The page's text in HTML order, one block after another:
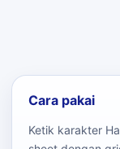
Cara pakai
Ketik karakter